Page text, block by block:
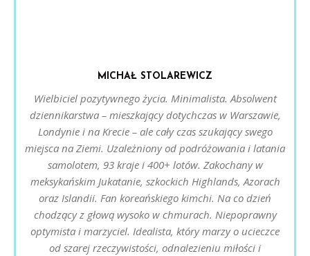
MICHAŁ STOLAREWICZ
Wielbiciel pozytywnego życia. Minimalista. Absolwent
dziennikarstwa – mieszkający dotychczas w Warszawie,
Londynie i na Krecie – ale cały czas szukający swego
miejsca na Ziemi. Uzależniony od podróżowania i latania
samolotem, 93 kraje i 400+ lotów. Zakochany w
meksykańskim Jukatanie, szkockich Highlands, Azorach
oraz Islandii. Fan koreańskiego kimchi. Na co dzień
chodzący z głową wysoko w chmurach. Niepoprawny
optymista i marzyciel. Idealista, który marzy o ucieczce
od szarej rzeczywistości, odnalezieniu miłości i